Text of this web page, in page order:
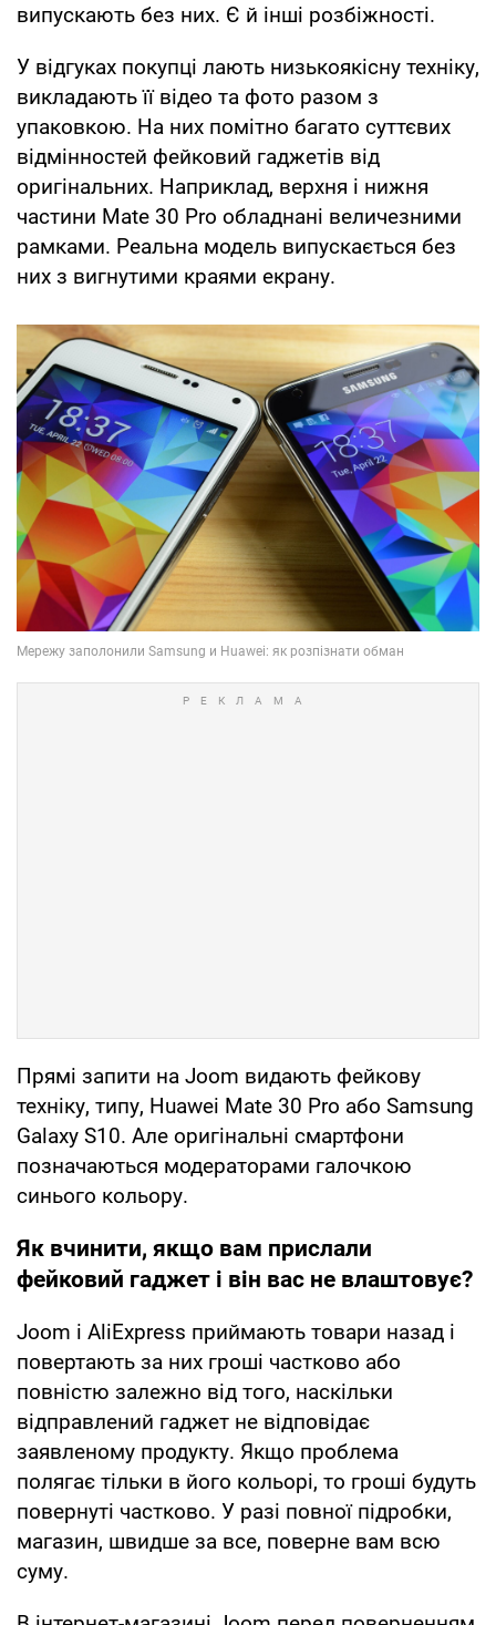
випускають без них. Є й інші розбіжності.
У відгуках покупці лають низькоякісну техніку,
викладають її відео та фото разом з
упаковкою. На них помітно багато суттєвих
відмінностей фейковий гаджетів від
оригінальних. Наприклад, верхня і нижня
частини Mate 30 Pro обладнані величезними
рамками. Реальна модель випускається без
них з вигнутими краями екрану.
Прямі запити на Joom видають фейкову
техніку, типу, Huawei Mate 30 Pro або Samsung
Galaxy S10. Але оригінальні смартфони
позначаються модераторами галочкою
синього кольору.
Як вчинити, якщо вам прислали
фейковий гаджет і він вас не влаштовує?
Joom і AliExpress приймають товари назад і
повертають за них гроші частково або
повністю залежно від того, наскільки
відправлений гаджет не відповідає
заявленому продукту. Якщо проблема
полягає тільки в його кольорі, то гроші будуть
повернуті частково. У разі повної підробки,
магазин, швидше за все, поверне вам всю
суму.